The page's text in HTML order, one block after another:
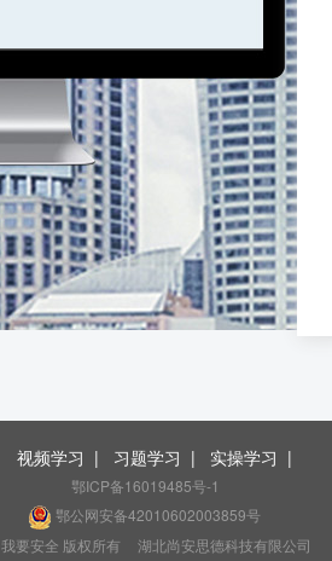
视频学习 | 习题学习 | 实操学习 |
鄂ICP备16019485号-1
鄂公网安备42010602003859号
我要安全 版权所有
湖北尚安思德科技有限公司